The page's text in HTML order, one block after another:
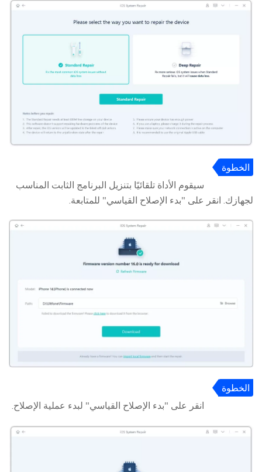
الخطوة
سيقوم الأداة تلقائيًا بتنزيل البرنامج الثابت المناسب
لجهازك. انقر على "بدء الإصلاح القياسي" للمتابعة.
الخطوة
انقر على "بدء الإصلاح القياسي" لبدء عملية الإصلاح.